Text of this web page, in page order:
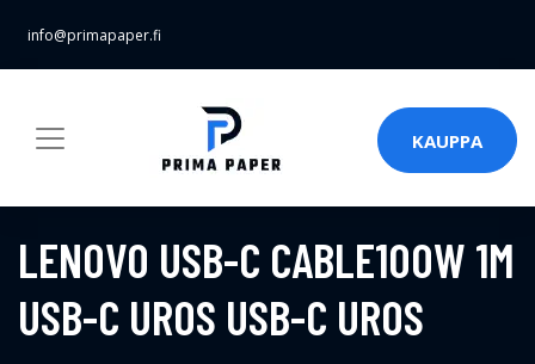
info@primapaper.fi
KAUPPA
LENOVO USB-C CABLE100W 1M
USB-C UROS USB-C UROS